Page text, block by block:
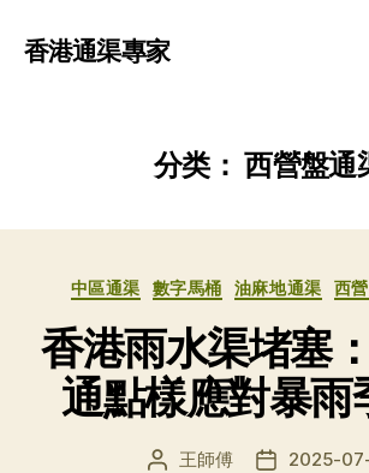
香港通渠專家
分类：西營盤通
分
中區通渠 數字馬桶 油麻地通渠 西
香港雨水渠堵塞
通點樣應對暴雨
文 王師傅
发 2025-